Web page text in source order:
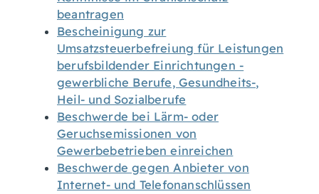
beantragen
Bescheinigung zur
Umsatzsteuerbefreiung für Leistungen
berufsbildender Einrichtungen -
gewerbliche Berufe, Gesundheits-,
Heil- und Sozialberufe
Beschwerde bei Lärm- oder
Geruchsemissionen von
Gewerbebetrieben einreichen
Beschwerde gegen Anbieter von
Internet- und Telefonanschlüssen